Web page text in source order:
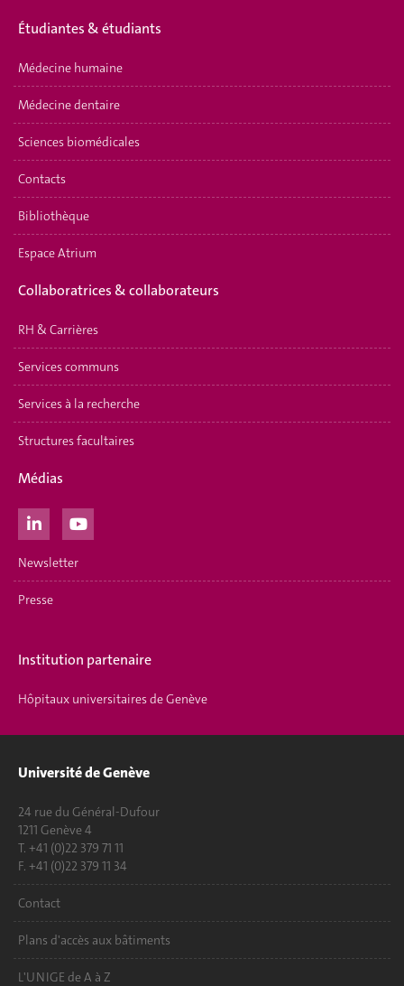
Étudiantes & étudiants
Médecine humaine
Médecine dentaire
Sciences biomédicales
Contacts
Bibliothèque
Espace Atrium
Collaboratrices & collaborateurs
RH & Carrières
Services communs
Services à la recherche
Structures facultaires
Médias
Newsletter
Presse
Institution partenaire
Hôpitaux universitaires de Genève
Université de Genève
24 rue du Général-Dufour
1211 Genève 4
T. +41 (0)22 379 71 11
F. +41 (0)22 379 11 34
Contact
Plans d'accès aux bâtiments
L'UNIGE de A à Z